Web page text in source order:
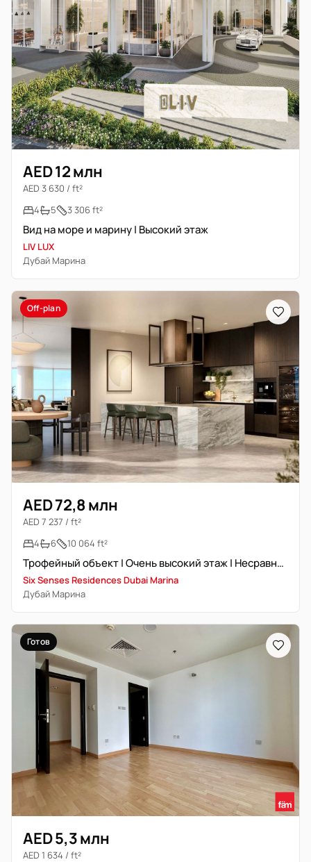
AED 12 млн
AED 3 630 / ft²
4
5 3 306 ft²
Вид на море и марину | Высокий этаж
LIV LUX
Дубай Марина
Off-plan
AED 72,8 млн
AED 7 237 / ft²
4
6 10 064 ft²
Трофейный объект | Очень высокий этаж | Несравненный люкс
Six Senses Residences Dubai Marina
Дубай Марина
Готов
AED 5,3 млн
AED 1 634 / ft²